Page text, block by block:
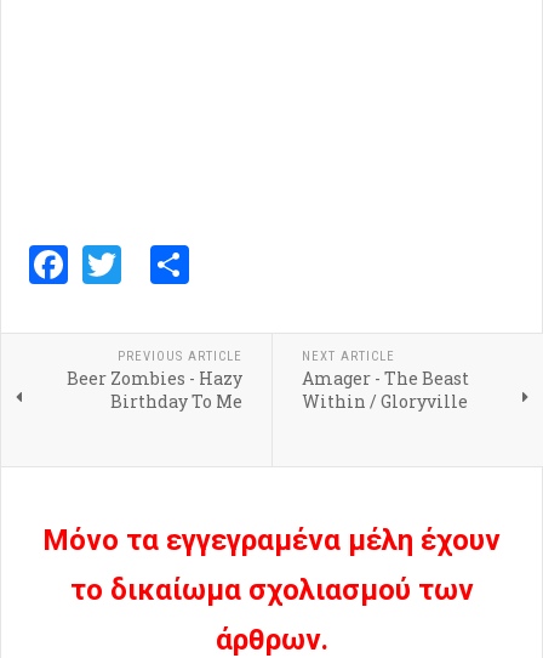
Facebook
Twitter
PREVIOUS ARTICLE
Beer Zombies - Hazy
Birthday To Me
NEXT ARTICLE
Amager - The Beast
Within / Gloryville
Μόνο τα εγγεγραμένα μέλη έχουν
το δικαίωμα σχολιασμού των
άρθρων.